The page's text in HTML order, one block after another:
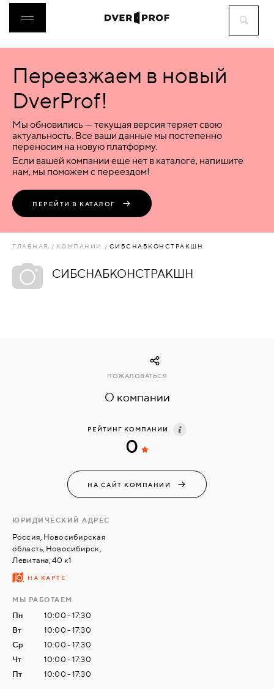
ДВЕРИ
ФУРНИТУРА
ВОРОТА
ПЕРЕГОРОДКИ
АКСЕССУАРЫ
ЗАВКИ
СТАТЬИ
СВЯЗАТЬСЯ
НАМИ
ВОЙТИ
Переезжаем в новый
DverProf!
Мы обновились — текущая версия теряет свою
актуальность. Все ваши данные мы постепенно
переносим на новую платформу.
Если вашей компании еще нет в каталоге, напишите
нам, мы поможем с переездом!
ПЕРЕЙТИ В КАТАЛОГ
ГЛАВНАЯ КОМПАНИИ СИБСНАБКОНСТРАКШН
СИБСНАБКОНСТРАКШН
О компании
ПОЖАЛОВАТЬСЯ
РЕЙТИНГ КОМПАНИИ
0
НА САЙТ КОМПАНИИ
ЮРИДИЧЕСКИЙ АДРЕС
Россия, Новосибирская
область, Новосибирск,
Левитана, 40 к1
НА КАРТЕ
МЫ РАБОТАЕМ
Пн
10:00 - 17:30
Вт
10:00 - 17:30
Ср
10:00 - 17:30
Чт
10:00 - 17:30
Пт
10:00 - 17:30